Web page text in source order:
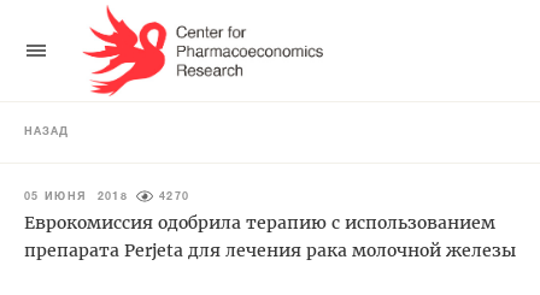
НАЗАД
05 ИЮНЯ 2018 4270
Еврокомиссия одобрила терапию с использованием
препарата Perjeta для лечения рака молочной железы